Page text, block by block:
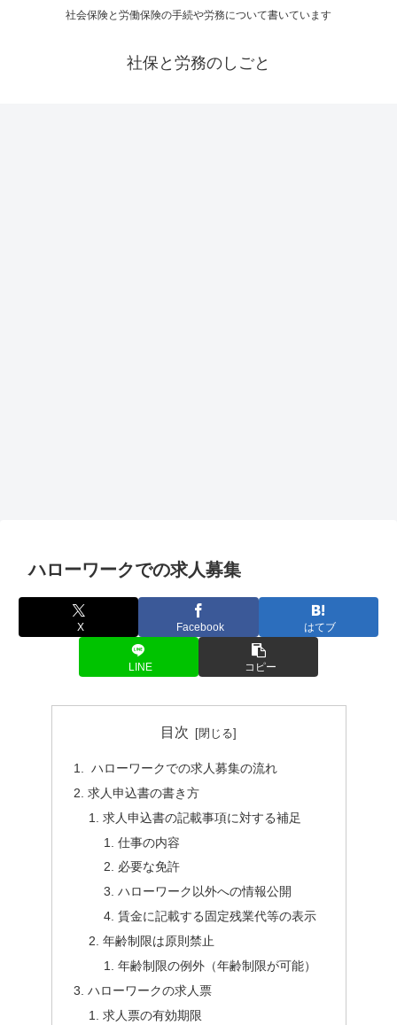
社会保険と労働保険の手続や労務について書いています
社保と労務のしごと
ハローワークでの求人募集
X Facebook はてブ
LINE コピー
目次
ハローワークでの求人募集の流れ
求人申込書の書き方
求人申込書の記載事項に対する補足
仕事の内容
必要な免許
ハローワーク以外への情報公開
賃金に記載する固定残業代等の表示
年齢制限は原則禁止
年齢制限の例外（年齢制限が可能）
ハローワークの求人票
求人票の有効期限